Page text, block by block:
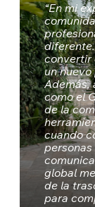
“En mi
convertir
un nuevo
Además,
como el
de la
cuando
global
de la
para